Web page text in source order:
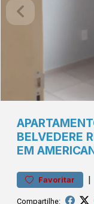
BELVEDERE
EM
Favoritar |
Compartilhe: